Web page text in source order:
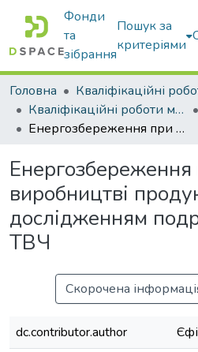
Фонди
та
зібрання
Пошук за
критеріями
Головна
Кваліфікаційні
Кваліфікаційні роботи магістрів
Енергозбереження при виробництві продукції ВРХ з дослідженням подрібнювачів ТВЧ
Енергозбереження
виробництві
дослідженням
ТВЧ
Скорочена
dc.contributor.author